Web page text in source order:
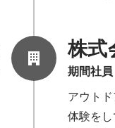
株
期間社員
アウト
体験を